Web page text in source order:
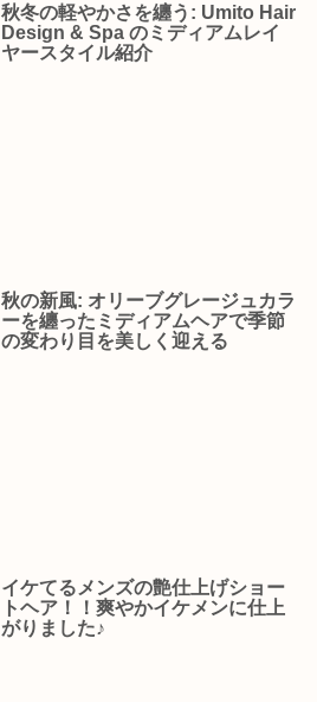
秋冬の軽やかさを纏う: Umito Hair
Design & Spa のミディアムレイ
ヤースタイル紹介
秋の新風: オリーブグレージュカラ
ーを纏ったミディアムヘアで季節
の変わり目を美しく迎える
イケてるメンズの艶仕上げショー
トヘア！！爽やかイケメンに仕上
がりました♪